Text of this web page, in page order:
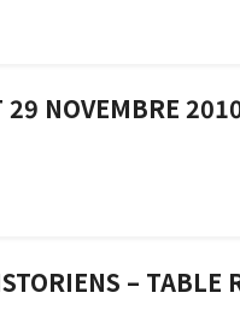
29 NOVEMBRE
– TABLE